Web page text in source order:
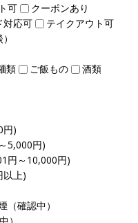
可
クーポンあり
対応可
テイクアウト可
類 ご飯もの
酒類
円)
5,000円)
円～10,000円)
以上)
（確認中）
）